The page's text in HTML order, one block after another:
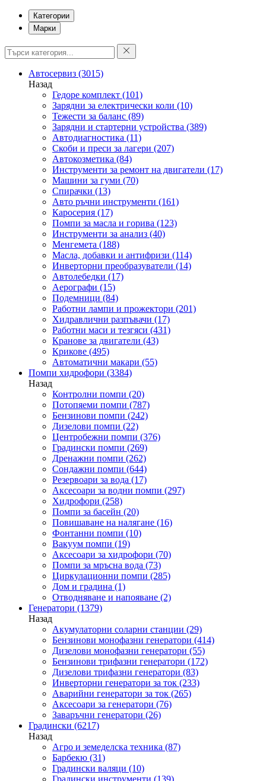
Категории
Марки
Автосервиз (3015)
Назад
Гедоре комплект (101)
Зарядни за електрически коли (10)
Тежести за баланс (89)
Зарядни и стартерни устройства (389)
Автодиагностика (11)
Скоби и преси за лагери (207)
Автокозметика (84)
Инструменти за ремонт на двигатели (17)
Машини за гуми (70)
Спирачки (13)
Авто ръчни инструменти (161)
Каросерия (17)
Помпи за масла и горива (123)
Инструменти за анализ (40)
Менгемета (188)
Масла, добавки и антифризи (114)
Инверторни преобразуватели (14)
Автолебедки (17)
Аерографи (15)
Подемници (84)
Работни лампи и прожектори (201)
Хидравлични разпъвачи (17)
Работни маси и тезгяси (431)
Кранове за двигатели (43)
Крикове (495)
Автоматични макари (55)
Помпи хидрофори (3384)
Назад
Контролни помпи (20)
Потопяеми помпи (787)
Бензинови помпи (242)
Дизелови помпи (22)
Центробежни помпи (376)
Градински помпи (269)
Дренажни помпи (262)
Сондажни помпи (644)
Резервоари за вода (17)
Аксесоари за водни помпи (297)
Хидрофори (258)
Помпи за басейн (20)
Повишаване на налягане (16)
Фонтанни помпи (10)
Вакуум помпи (19)
Аксесоари за хидрофори (70)
Помпи за мръсна вода (73)
Циркулационни помпи (285)
Дом и градина (1)
Отводняване и напояване (2)
Генератори (1379)
Назад
Акумулаторни соларни станции (29)
Бензинови монофазни генератори (414)
Дизелови монофазни генератори (55)
Бензинови трифазни генератори (172)
Дизелови трифазни генератори (83)
Инверторни генератори за ток (233)
Аварийни генератори за ток (265)
Аксесоари за генератори (76)
Заваръчни генератори (26)
Градински (6217)
Назад
Агро и земеделска техника (87)
Барбекю (31)
Градински валяци (10)
Градински инструменти (139)